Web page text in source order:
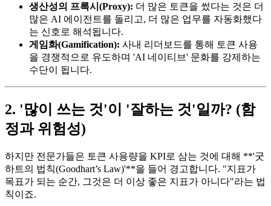
생산성의 프록시(Proxy): 더 많은 토큰을 썼다는 것은 더
많은 AI 에이전트를 돌리고, 더 많은 업무를 자동화했다
는 신호로 해석됩니다.
게임화(Gamification): 사내 리더보드를 통해 토큰 사용
을 경쟁적으로 유도하며 'AI 네이티브' 문화를 강제하는
수단이 됩니다.
2. '많이 쓰는 것'이 '잘하는 것'일까? (함
정과 위험성)
하지만 전문가들은 토큰 사용량을 KPI로 삼는 것에 대해 **'굿
하트의 법칙(Goodhart’s Law)'**을 들어 경고합니다. "지표가
목표가 되는 순간, 그것은 더 이상 좋은 지표가 아니다"라는 법
칙이죠.